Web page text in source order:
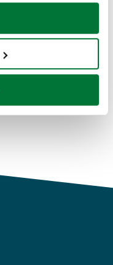
ubicación geográfica
activamente
(huellas
se procesan sus
sitio web con
publicidad y análisis